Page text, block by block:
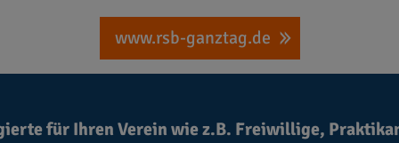
www.rsb-ganztag.de
für Ihren Verein wie z.B. Freiwillige,